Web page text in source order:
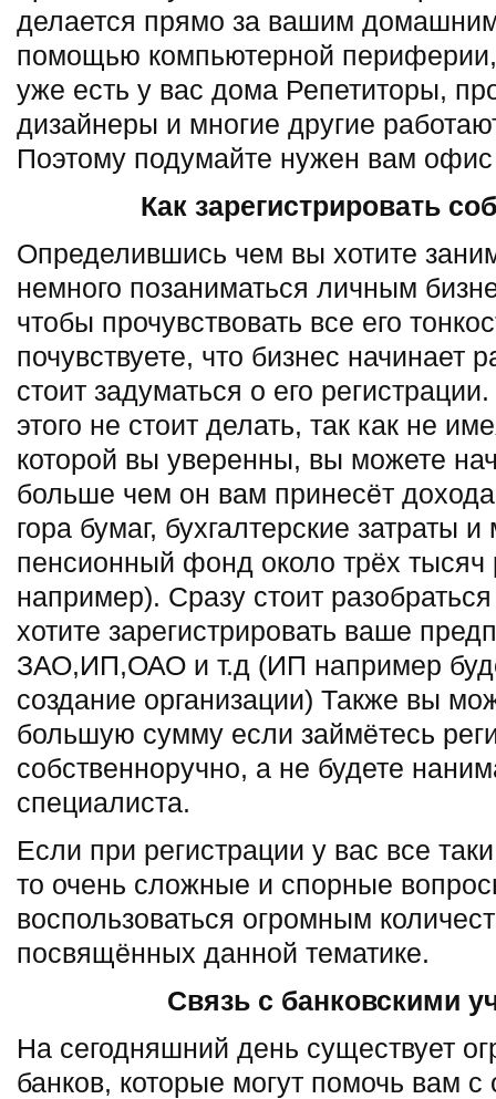
делается прямо за вашим
помощью компьютерной периферии,
уже есть у вас дома Репетиторы,
дизайнеры и многие другие
Поэтому подумайте нужен вам
Как зарегистрировать
Определившись чем вы хотите
немного позаниматься личным
чтобы прочувствовать все его
почувствуете, что бизнес начинает
стоит задуматься о его
этого не стоит делать, так как не
которой вы уверенны, вы можете
больше чем он вам принесёт
гора бумаг, бухгалтерские затраты
пенсионный фонд около трёх
например). Сразу стоит
хотите зарегистрировать ваше
ЗАО,ИП,ОАО и т.д (ИП например
создание организации) Также вы
большую сумму если займётесь
собственноручно, а не будете
специалиста.
Если при регистрации у вас все
то очень сложные и спорные
воспользоваться огромным
посвящённых данной тематике.
Связь с банковскими
На сегодняшний день существует
банков, которые могут помочь вам с